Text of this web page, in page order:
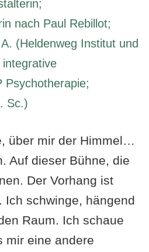
nach Paul Rebillot;
(Heldenweg Institut und
Psychotherapie;
Sc.)
über mir der Himmel…
Auf dieser Bühne, die
Der Vorhang ist
Ich schwinge, hängend
Raum. Ich schaue
mir eine andere